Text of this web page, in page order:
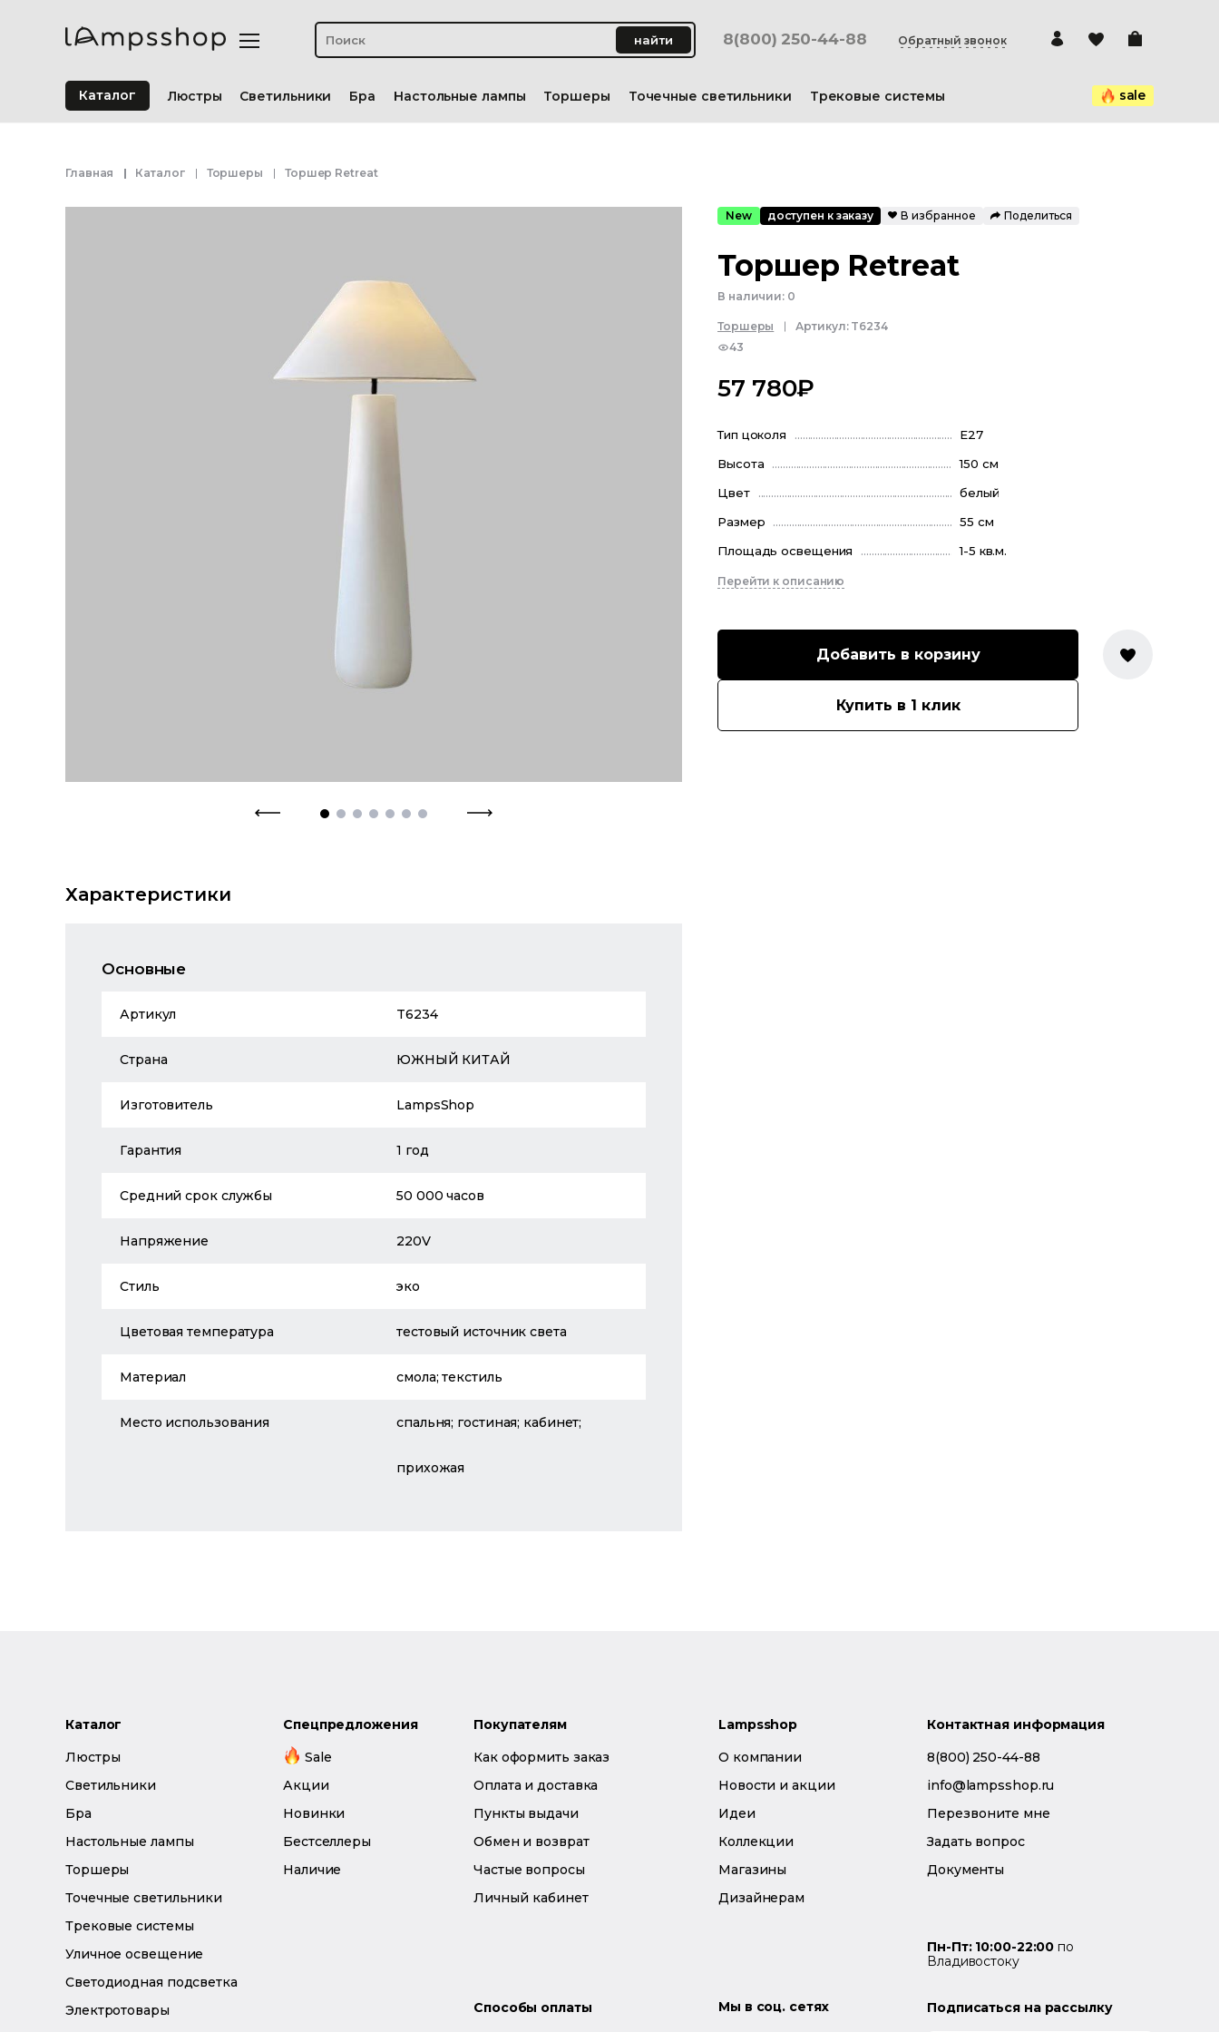
найти 8(800) 250-44-88 Обратный звонок
Каталог Люстры Светильники Бра Настольные лампы Торшеры Точечные светильники Трековые системы sale
Главная Каталог Торшеры Торшер Retreat
Характеристики
Основные
Артикул T6234
Страна ЮЖНЫЙ КИТАЙ
Изготовитель LampsShop
Гарантия 1 год
Средний срок службы 50 000 часов
Напряжение 220V
Стиль эко
Цветовая температура тестовый источник света
Материал смола; текстиль
Место использования спальня; гостиная; кабинет;
прихожая
New доступен к заказу В избранное Поделиться
Торшер Retreat
В наличии: 0
Торшеры Артикул: T6234
43
57 780₽
Тип цоколя
E27
Высота
150 см
Цвет
белый
Размер
55 см
Площадь освещения
1-5 кв.м.
Перейти к описанию
Добавить в корзину
Купить в 1 клик
Каталог
Люстры
Светильники
Бра
Настольные лампы
Торшеры
Точечные светильники
Трековые системы
Уличное освещение
Светодиодная подсветка
Электротовары
Спецпредложения
Sale
Акции
Новинки
Бестселлеры
Наличие
Покупателям
Как оформить заказ
Оплата и доставка
Пункты выдачи
Обмен и возврат
Частые вопросы
Личный кабинет
Способы оплаты
Lampsshop
О компании
Новости и акции
Идеи
Коллекции
Магазины
Дизайнерам
Мы в соц. сетях
Контактная информация
8(800) 250-44-88
info@lampsshop.ru
Перезвоните мне
Задать вопрос
Документы
Пн-Пт: 10:00-22:00 по
Владивостоку
Подписаться на рассылку